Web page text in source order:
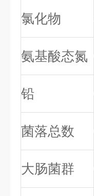
氯化物
氨基酸态氮
铅
菌落总数
大肠菌群